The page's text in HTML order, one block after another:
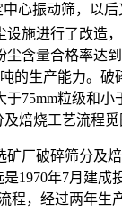
心振动筛，以后
设施进行了改造
尘含量合格率达
的生产能力。破
75mm粒级和小
焙烧工艺流程觅
是1970年7月建成
程，经过两年生